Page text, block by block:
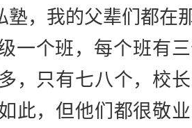
，我的父辈们都在
一个班，每个班有
，只有七八个，校
此，但他们都很敬